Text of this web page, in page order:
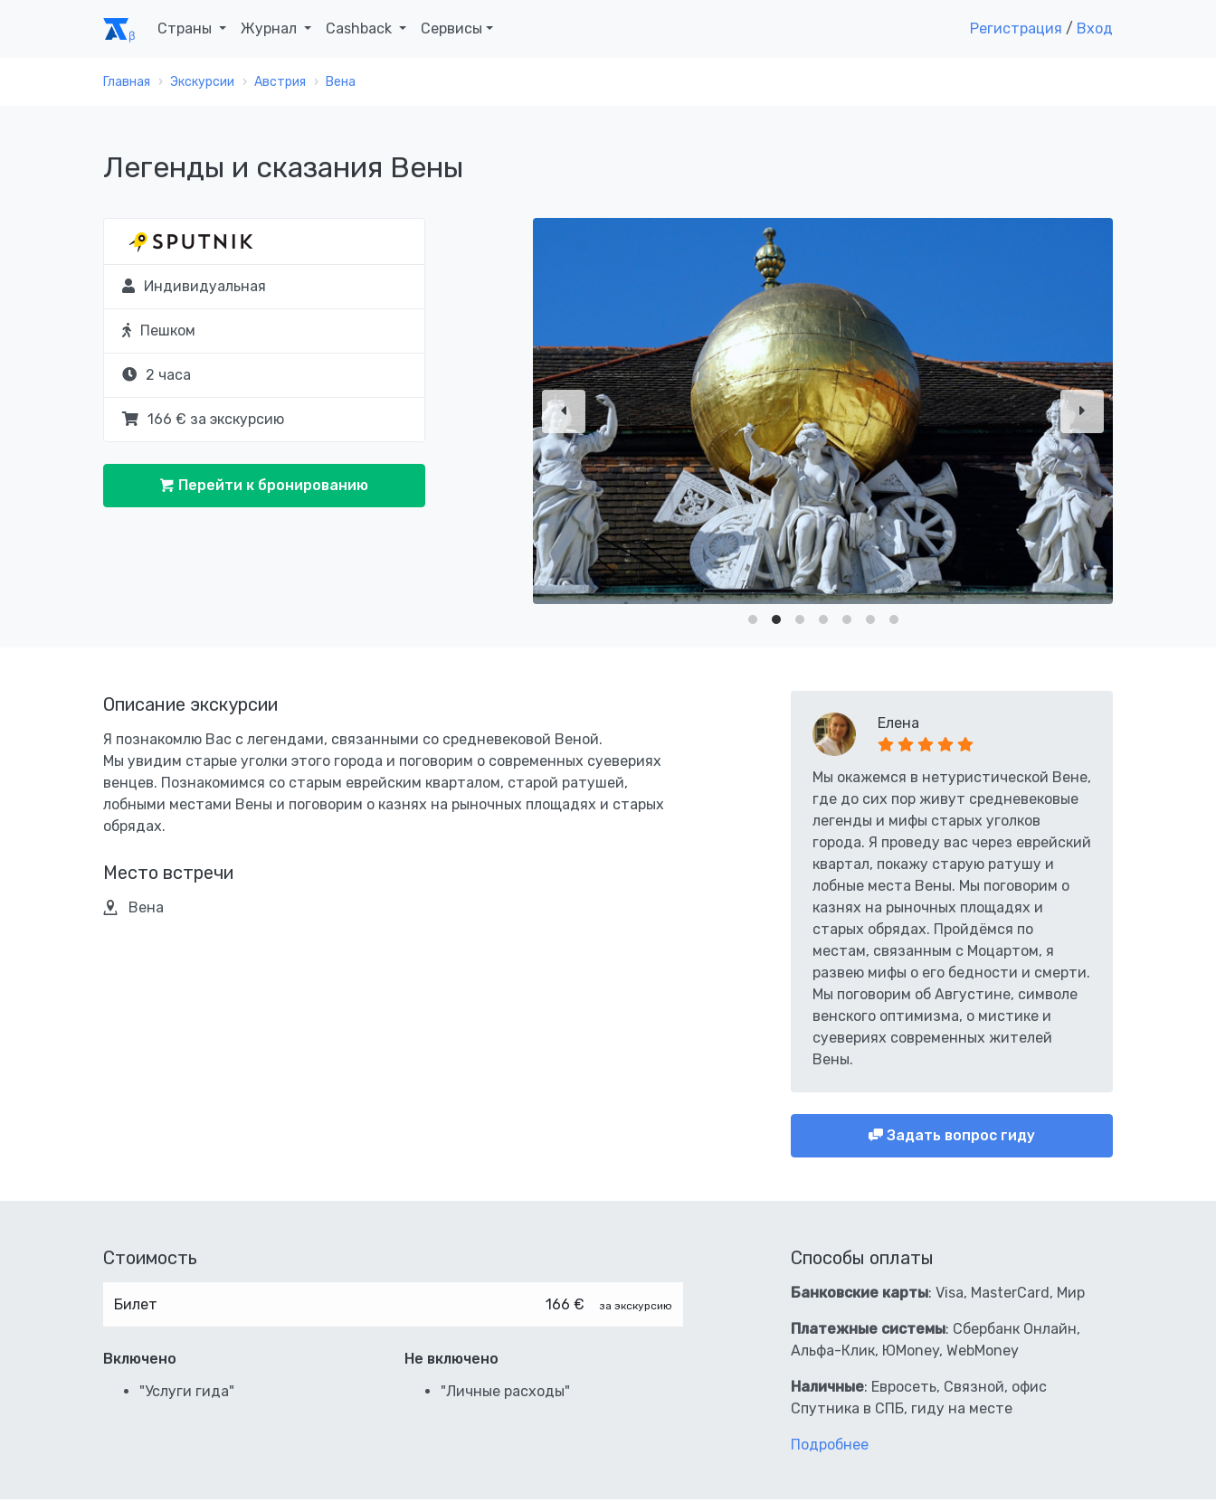
Страны Журнал Cashback Сервисы Регистрация / Вход
Главная Экскурсии Австрия Вена
Легенды и сказания Вены
Индивидуальная
Пешком
2 часа
166 € за экскурсию
Перейти к бронированию
Описание экскурсии
Я познакомлю Вас с легендами, связанными со средневековой Веной.
Мы увидим старые уголки этого города и поговорим о современных суевериях
венцев. Познакомимся со старым еврейским кварталом, старой ратушей,
лобными местами Вены и поговорим о казнях на рыночных площадях и старых
обрядах.
Место встречи
Вена
Елена
Мы окажемся в нетуристической Вене,
где до сих пор живут средневековые
легенды и мифы старых уголков
города. Я проведу вас через еврейский
квартал, покажу старую ратушу и
лобные места Вены. Мы поговорим о
казнях на рыночных площадях и
старых обрядах. Пройдёмся по
местам, связанным с Моцартом, я
развею мифы о его бедности и смерти.
Мы поговорим об Августине, символе
венского оптимизма, о мистике и
суевериях современных жителей
Вены.
Задать вопрос гиду
Стоимость
Билет 166 € за экскурсию
Включено
"Услуги гида"
Не включено
"Личные расходы"
Способы оплаты
Банковские карты: Visa, MasterCard, Мир
Платежные системы: Сбербанк Онлайн,
Альфа-Клик, ЮMoney, WebMoney
Наличные: Евросеть, Связной, офис
Спутника в СПБ, гиду на месте
Подробнее